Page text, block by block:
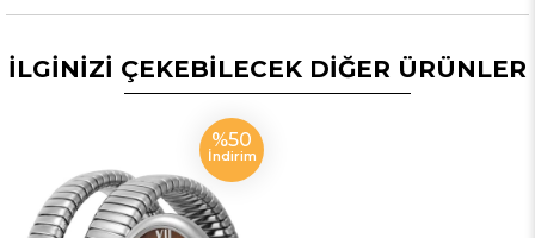
İLGİNİZİ ÇEKEBİLECEK DİĞER ÜRÜNLER
%50
İndirim